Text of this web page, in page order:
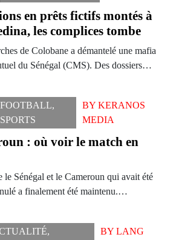
en prêts fictifs montés à
les complices tombe
de Colobane a démantelé une mafia
du Sénégal (CMS). Des dossiers…
FOOTBALL,
SPORTS
BYKERANOS
MEDIA
: où voir le match en
le Sénégal et le Cameroun qui avait été
a finalement été maintenu.…
,
BY LANG